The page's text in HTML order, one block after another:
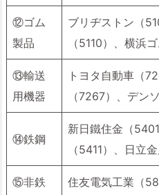
⑫ゴム
製品
ブリヂストン（
（5110）、横浜
⑬輸送
用機器
トヨタ自動車（
（7267）、デン
⑭鉄鋼
新日鐵住金（
（5411）、日立
⑮非鉄
住友電気工業（